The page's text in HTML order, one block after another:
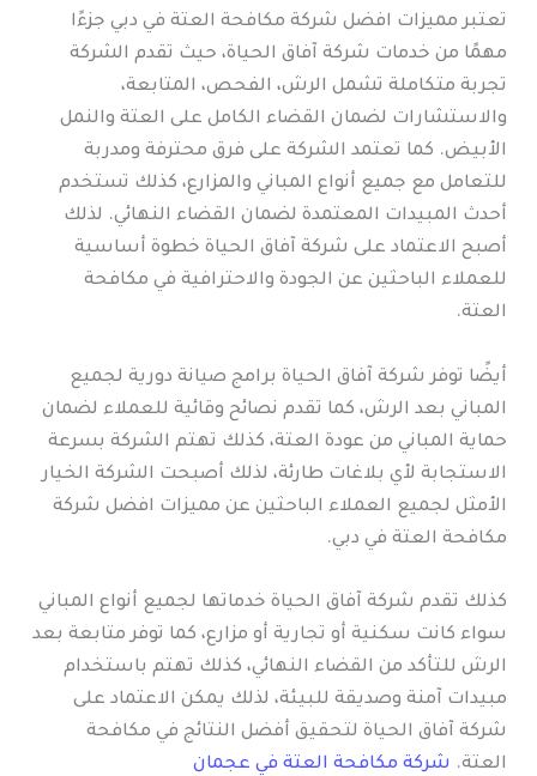
تعتبر مميزات افضل شركة مكافحة العتة في دبي جزءًا
مهمًا من خدمات شركة آفاق الحياة، حيث تقدم الشركة
تجربة متكاملة تشمل الرش، الفحص، المتابعة،
والاستشارات لضمان القضاء الكامل على العتة والنمل
الأبيض. كما تعتمد الشركة على فرق محترفة ومدربة
للتعامل مع جميع أنواع المباني والمزارع، كذلك تستخدم
أحدث المبيدات المعتمدة لضمان القضاء النهائي. لذلك
أصبح الاعتماد على شركة آفاق الحياة خطوة أساسية
للعملاء الباحثين عن الجودة والاحترافية في مكافحة
العتة.
أيضًا توفر شركة آفاق الحياة برامج صيانة دورية لجميع
المباني بعد الرش، كما تقدم نصائح وقائية للعملاء لضمان
حماية المباني من عودة العتة، كذلك تهتم الشركة بسرعة
الاستجابة لأي بلاغات طارئة، لذلك أصبحت الشركة الخيار
الأمثل لجميع العملاء الباحثين عن مميزات افضل شركة
مكافحة العتة في دبي.
كذلك تقدم شركة آفاق الحياة خدماتها لجميع أنواع المباني
سواء كانت سكنية أو تجارية أو مزارع، كما توفر متابعة بعد
الرش للتأكد من القضاء النهائي، كذلك تهتم باستخدام
مبيدات آمنة وصديقة للبيئة، لذلك يمكن الاعتماد على
شركة آفاق الحياة لتحقيق أفضل النتائج في مكافحة
العتة. شركة مكافحة العتة في عجمان